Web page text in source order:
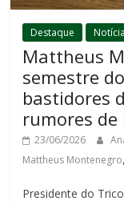
Destaque
Mattheus
semestre
bastidores
rumores
23/06/2026
Mattheus Montenegro,
Presidente do